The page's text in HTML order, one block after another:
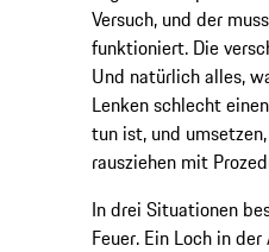
Versuch, und der
funktioniert. Die
Und natürlich alles,
Lenken schlecht
tun ist, und
rausziehen mit
In drei Situationen
Feuer. Ein Loch in